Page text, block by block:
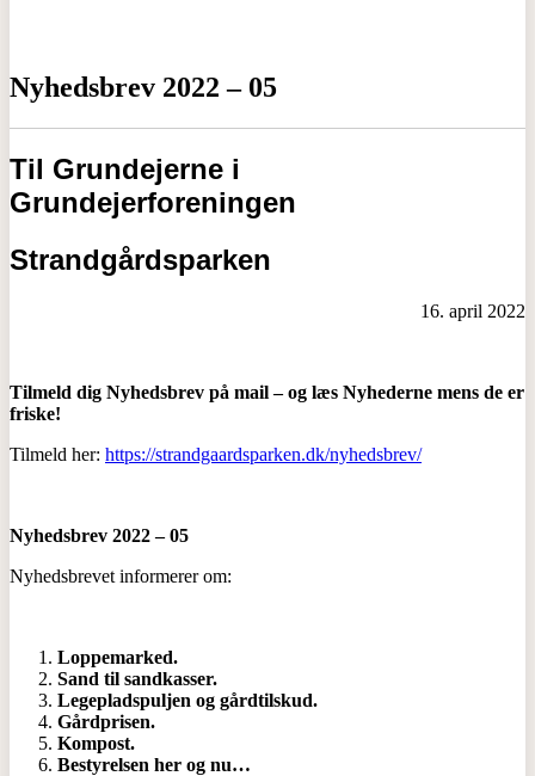
Nyhedsbrev 2022 – 05
Til Grundejerne i
Grundejerforeningen
Strandgårdsparken
16. april 2022
Tilmeld dig Nyhedsbrev på mail – og læs Nyhederne mens de er
friske!
Tilmeld her: https://strandgaardsparken.dk/nyhedsbrev/
Nyhedsbrev 2022 – 05
Nyhedsbrevet informerer om:
Loppemarked.
Sand til sandkasser.
Legepladspuljen og gårdtilskud.
Gårdprisen.
Kompost.
Bestyrelsen her og nu…